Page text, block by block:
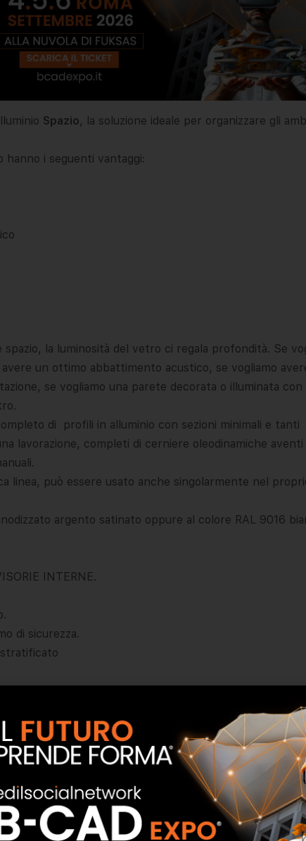
Spazio, la soluzione ideale per organizzare gli
i seguenti vantaggi:
spazio, la luminosità del vetro ci regala profondità. Se
un ottimo abbattimento acustico, se vogliamo
se vogliamo una parete decorata o illuminata con
di profili in alluminio con sezioni minimali e tanti
lavorazione, completi di cerniere oleodinamiche aventi
linea, può essere usato anche singolarmente nel
argento satinato oppure al colore RAL 9016
INTERNE.
di sicurezza.
uso ufficio o abitativo con porte ad anta.